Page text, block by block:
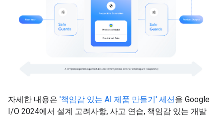
자세한 내용은 '책임감 있는 AI 제품 만들기' 세션을 Google
I/O 2024에서 설계 고려사항, 사고 연습, 책임감 있는 개발